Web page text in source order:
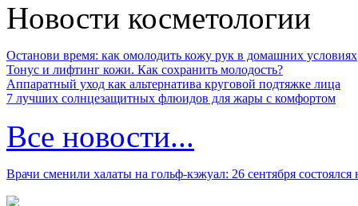
Новости косметологии
Останови время: как омолодить кожу рук в домашних условиях
Тонус и лифтинг кожи. Как сохранить молодость?
Аппаратный уход как альтернатива круговой подтяжке лица
7 лучших солнцезащитных флюидов для жары с комфортом
Все новости...
Врачи сменили халаты на гольф-кэжуал: 26 сентября